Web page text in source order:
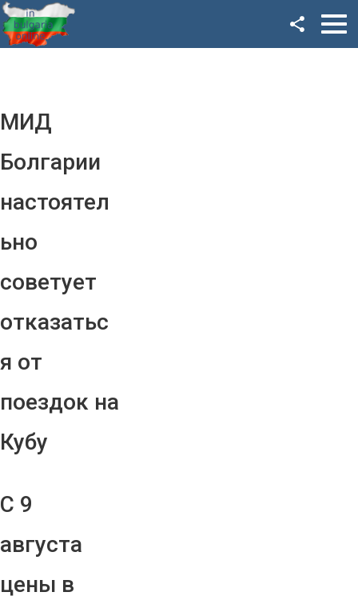
МИД
Болгарии
настоятел
ьно
советует
отказатьс
я от
поездок на
Кубу
С 9
августа
цены в